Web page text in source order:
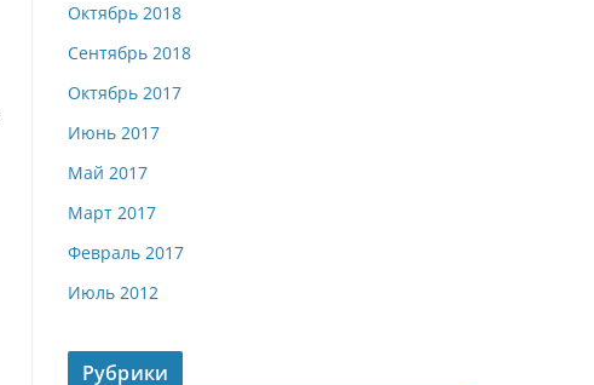
Октябрь 2018
Сентябрь 2018
Октябрь 2017
Июнь 2017
Май 2017
Март 2017
Февраль 2017
Июль 2012
Рубрики